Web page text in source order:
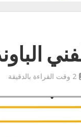
الباوند
2 وقت القراءة بالدقيقة